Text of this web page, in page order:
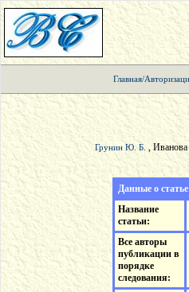
Главная/
Грунин Ю. Б. ,
Данные о
Название
статьи:
Все авторы
публикации в
порядке
следования: